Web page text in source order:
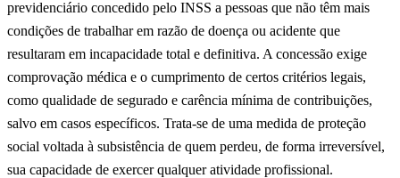
previdenciário concedido pelo INSS a pessoas que não têm mais
condições de trabalhar em razão de doença ou acidente que
resultaram em incapacidade total e definitiva. A concessão exige
comprovação médica e o cumprimento de certos critérios legais,
como qualidade de segurado e carência mínima de contribuições,
salvo em casos específicos. Trata-se de uma medida de proteção
social voltada à subsistência de quem perdeu, de forma irreversível,
sua capacidade de exercer qualquer atividade profissional.